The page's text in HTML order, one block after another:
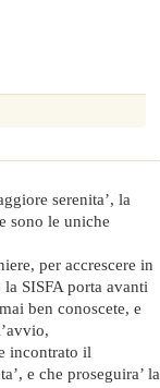
serenita’, la
sono le uniche
per accrescere in
SISFA porta avanti
ben conoscete, e
incontrato il
e che proseguira’ la